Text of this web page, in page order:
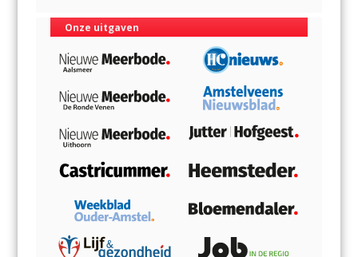
Onze uitgaven